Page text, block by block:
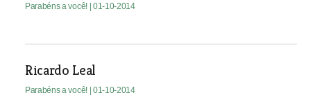
Parabéns a você! | 01-10-2014
Ricardo Leal
Parabéns a você! | 01-10-2014